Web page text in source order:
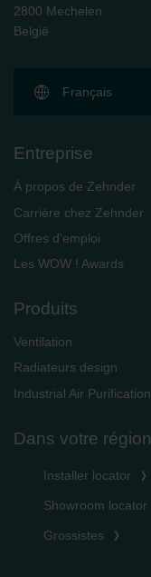
2800 Mechelen
België
Français
Entreprise
À propos de Zehnder
Carrière chez Zehnder
Offres d'emploi
Les WOW ! Awards
Produits
Ventilation
Radiateurs design
Industrial Air Purification
Dans votre région
Installer locator
Showroom locator
Grossistes